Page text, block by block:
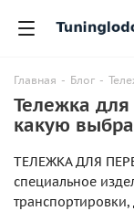
Главная - Блог -
Тележка
какую
ТЕЛЕЖКА ДЛЯ
специальное